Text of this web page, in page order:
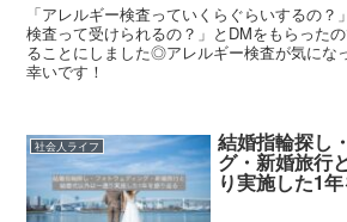
「アレルギー検査っていくらぐらいするの
検査って受けられるの？」とDMをもらった
ることにしました◎アレルギー検査が気にな
幸いです！
社会人ライフ 結婚指輪探し
グ・新婚旅行
り実施した1